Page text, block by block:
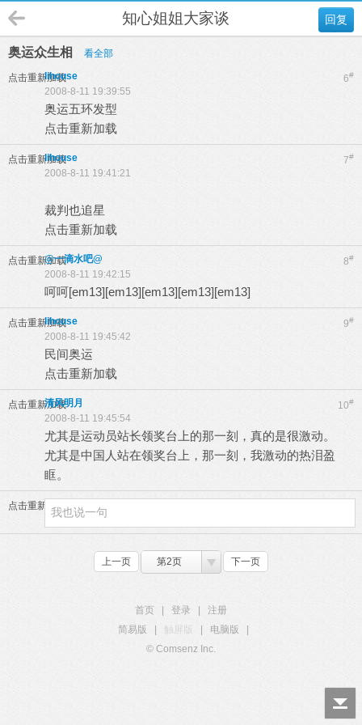
回复
知心姐姐大家谈
奥运众生相 看全部
点击重新加载 6#
lihouse
2008-8-11 19:39:55
奥运五环发型
点击重新加载
点击重新加载 7#
lihouse
2008-8-11 19:41:21
裁判也追星
点击重新加载
点击重新加载 8#
@一滴水吧@
2008-8-11 19:42:15
呵呵[em13][em13][em13][em13][em13]
点击重新加载 9#
lihouse
2008-8-11 19:45:42
民间奥运
点击重新加载
点击重新加载 10#
清风明月
2008-8-11 19:45:54
尤其是运动员站长领奖台上的那一刻，真的是很激动。
尤其是中国人站在领奖台上，那一刻，我激动的热泪盈
眶。
点击重新加载
上一页 第2页 下一页
首页 登录
注册
简易版
触屏版 电脑版
© Comsenz Inc.